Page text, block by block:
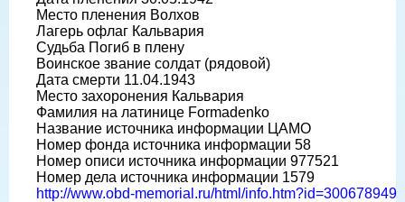
Место пленения Волхов
Лагерь офлаг Кальвария
Судьба Погиб в плену
Воинское звание солдат (рядовой)
Дата смерти 11.04.1943
Место захоронения Кальвария
Фамилия на латинице Formadenko
Название источника информации ЦАМО
Номер фонда источника информации 58
Номер описи источника информации 977521
Номер дела источника информации 1579
http://www.obd-memorial.ru/html/info.htm?id=300678949